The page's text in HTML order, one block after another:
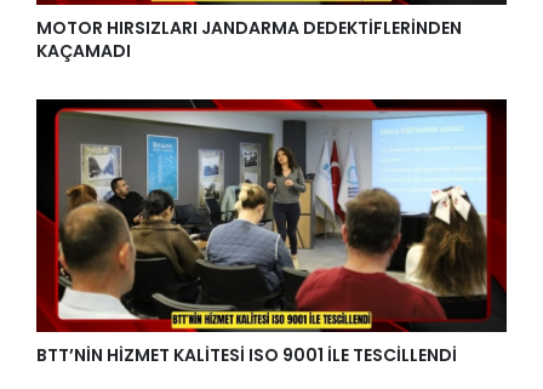
MOTOR HIRSIZLARI JANDARMA DEDEKTİFLERİNDEN
KAÇAMADI
BTT’NİN HİZMET KALİTESİ ISO 9001 İLE TESCİLLENDİ